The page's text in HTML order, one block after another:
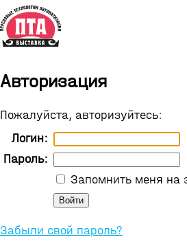
Авторизация
Пожалуйста, авторизуйтесь:
Логин:
Пароль:
Запомнить меня на
Забыли свой пароль?